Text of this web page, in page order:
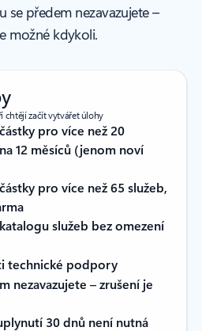
se předem nezavazujete –⁠⁠
možné kdykoli.
chtějí začít vytvářet úlohy
pro více než 20
12 měsíců (jenom noví
pro více než 65 služeb,
služeb bez omezení
technické podpory
nezavazujete –⁠⁠ zrušení je
30 dnů není nutná